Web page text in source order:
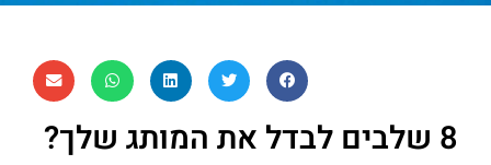
8 שלבים לבדל את המותג שלך?